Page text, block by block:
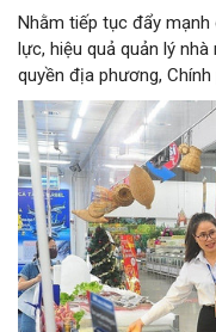
Nhằm tiếp tục đẩy
lực, hiệu quả quản lý
quyền địa phương,
146/2025/NĐ-CP ngày
cấp trong lĩnh vực công
vực bảo vệ quyền lợi
trọng được phân cấp
hỗ trợ người tiêu dùng